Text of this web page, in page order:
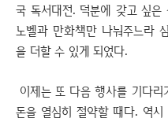
국 독서대전. 덕분에 갖고 싶은
노벨과 만화책만 나눠주느라
을 더할 수 있게 되었다.
이제는 또 다음 행사를 기다
돈을 열심히 절약할 때다. 역